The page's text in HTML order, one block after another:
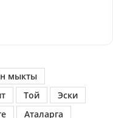
мыкты
Той
Эски
Аталарга